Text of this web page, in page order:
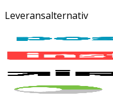
Leveransalternativ